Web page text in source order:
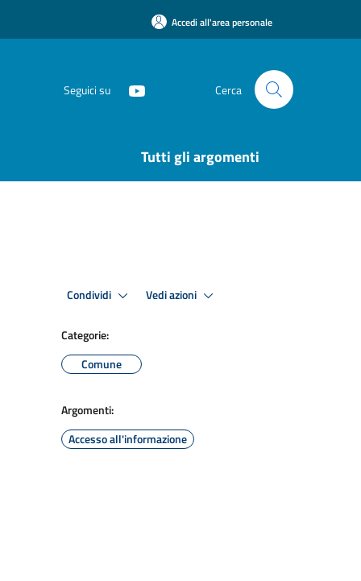
Accedi all'area personale
Seguici su Cerca
Tutti gli argomenti
Condividi Vedi azioni
Categorie:
Comune
Argomenti:
Accesso all'informazione